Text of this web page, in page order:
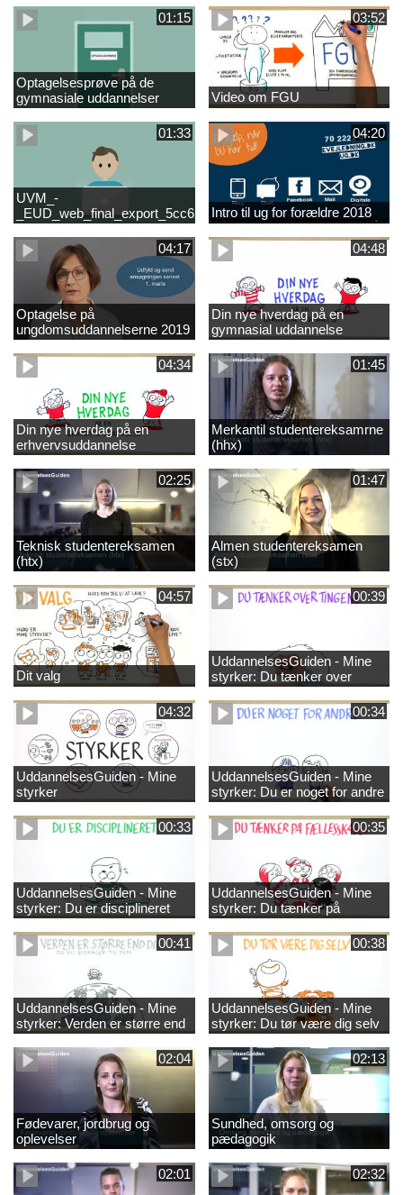
01:15
Optagelsesprøve på de
gymnasiale uddannelser
03:52
Video om FGU
01:33
UVM_-
04:20
Intro til ug for forældre 2018
04:17
Optagelse på
ungdomsuddannelserne 2019
04:48
Din nye hverdag på en
gymnasial uddannelse
04:34
Din nye hverdag på en
erhvervsuddannelse
01:45
Merkantil studentereksamrne
(hhx)
02:25
Teknisk studentereksamen
(htx)
01:47
Almen studentereksamen
(stx)
04:57
Dit valg
00:39
UddannelsesGuiden - Mine
styrker: Du tænker over
tingene
04:32
UddannelsesGuiden - Mine
styrker
00:34
UddannelsesGuiden - Mine
styrker: Du er noget for andre
00:33
UddannelsesGuiden - Mine
styrker: Du er disciplineret
00:35
UddannelsesGuiden - Mine
styrker: Du tænker på
fællesskabet
00:41
UddannelsesGuiden - Mine
styrker: Verden er større end
dig og du bidrager til den
00:38
UddannelsesGuiden - Mine
styrker: Du tør være dig selv
02:04
Fødevarer, jordbrug og
oplevelser
02:13
Sundhed, omsorg og
pædagogik
02:01 02:32